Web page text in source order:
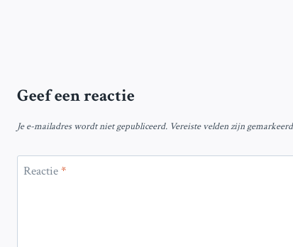
Geef een reactie
Je e-mailadres wordt niet gepubliceerd. Vereiste velden zijn
Reactie*